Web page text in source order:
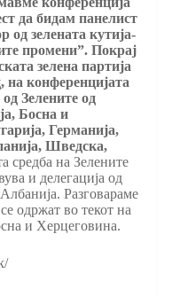
да бидам панелист
од зелената кутија-
промени”. Покрај
зелена партија
на конференцијата
Зелените од
Босна и
Германија,
Шведска,
средба на Зелените
и делегација од
Разговараме
одржат во текот на
и Херцеговина.